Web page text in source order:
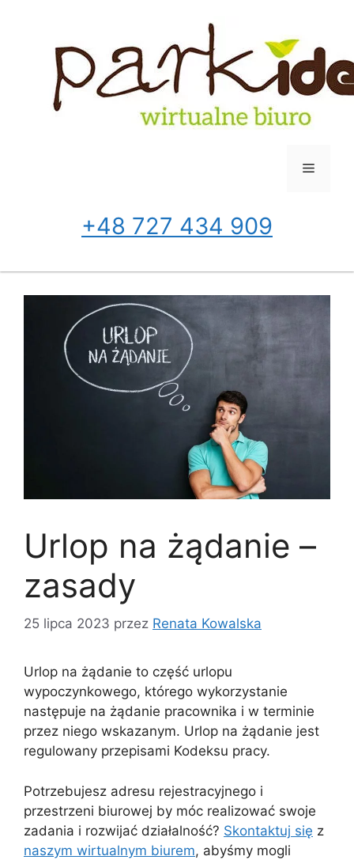
Menu
+48 727 434 909
Urlop na żądanie –
zasady
25 lipca 2023 przez Renata Kowalska
Urlop na żądanie to część urlopu
wypoczynkowego, którego wykorzystanie
następuje na żądanie pracownika i w terminie
przez niego wskazanym. Urlop na żądanie jest
regulowany przepisami Kodeksu pracy.
Potrzebujesz adresu rejestracyjnego i
przestrzeni biurowej by móc realizować swoje
zadania i rozwijać działalność? Skontaktuj się z
naszym wirtualnym biurem, abyśmy mogli